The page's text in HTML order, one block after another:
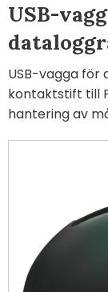
USB-
USB-vagga för
kontaktstift till
hantering av